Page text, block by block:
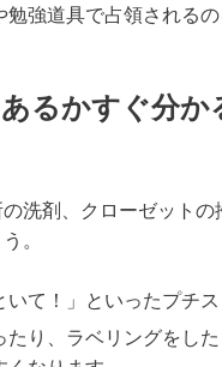
強道具で占領されるの
るかすぐ分か
洗剤、クローゼットの
。
て！」といったプチス
り、ラベリングをし